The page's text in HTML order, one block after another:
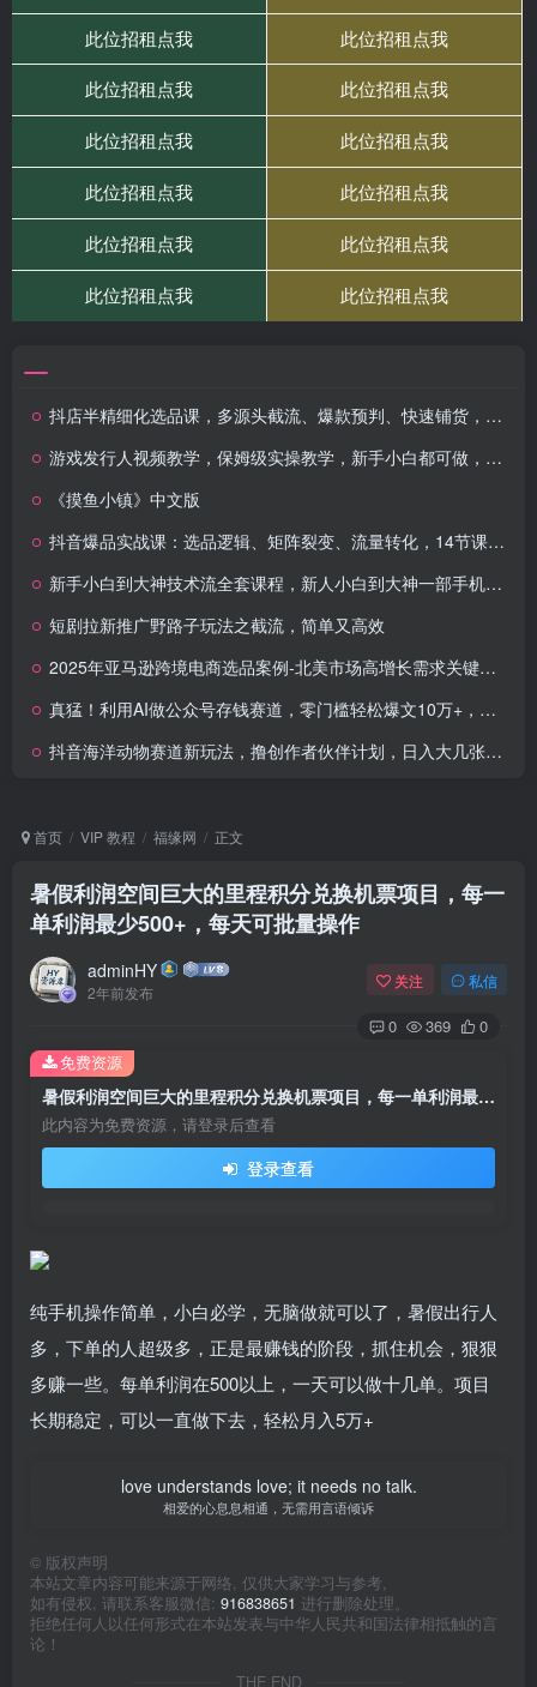
抖店半精细化选品课，多源头截流、爆款预判、快速铺货，无需无脑铺货起店【1期+2期】
游戏发行人视频教学，保姆级实操教学，新手小白都可做，单条视频10W收益
《摸鱼小镇》中文版
抖音爆品实战课：选品逻辑、矩阵裂变、流量转化，14节课掌握月入百万秘籍
新手小白到大神技术流全套课程，新人小白到大神一部手机拍大片（164节）
短剧拉新推广野路子玩法之截流，简单又高效
2025年亚马逊跨境电商选品案例-北美市场高增长需求关键词搜索趋势（更新)
真猛！利用AI做公众号存钱赛道，零门槛轻松爆文10万+，拆解详细操作流程
抖音海洋动物赛道新玩法，撸创作者伙伴计划，日入大几张，保姆级教程
首页 VIP 教程 福缘网 正文
暑假利润空间巨大的里程积分兑换机票项目，每一
单利润最少500+，每天可批量操作
adminHY
2年前发布
关注 私信
0 369 0
暑假利润空间巨大的里程积分兑换机票项目，每一单利润最少500+，每天可批量操作
此内容为免费资源，请登录后查看
登录查看
免费资源
纯手机操作简单，小白必学，无脑做就可以了，暑假出行人
多，下单的人超级多，正是最赚钱的阶段，抓住机会，狠狠
多赚一些。每单利润在500以上，一天可以做十几单。项目
长期稳定，可以一直做下去，轻松月入5万+
love understands love; it needs no talk.
相爱的心息息相通，无需用言语倾诉
© 版权声明
本站文章内容可能来源于网络, 仅供大家学习与参考,
如有侵权, 请联系客服微信: 916838651 进行删除处理。
拒绝任何人以任何形式在本站发表与中华人民共和国法律相抵触的言
论！
THE END